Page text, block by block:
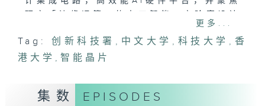
结构精密的芯片，令其拥有独立数据库、演
算法，可以在没有互联网的情况下完成运算
过程，建构「真正」AI无处不在的环境。
郑光廷教授（香港智能晶片与系统研发中心
主任）
更多...
Tag: 创新科技署 , 中文大学 , 科技大学 , 香
港大学 ,智能晶片
集数 EPISODES